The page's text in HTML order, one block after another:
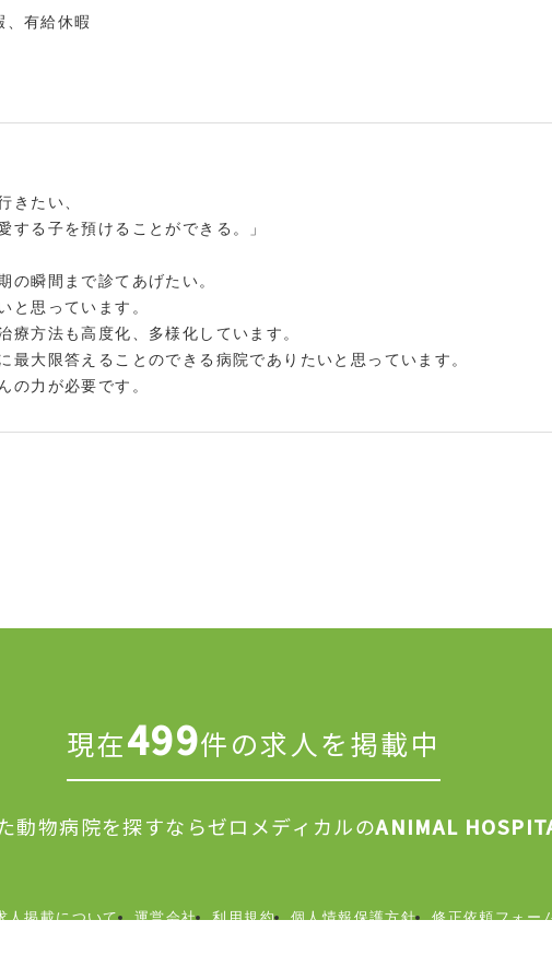
、有給休暇
きたい、
する子を預けることができる。」
の瞬間まで診てあげたい。
と思っています。
療方法も高度化、多様化しています。
最大限答えることのできる病院でありたいと思っています。
の力が必要です。
現在499件の求人を掲載中
動物病院を探すならゼロメディカルのANIMAL
人掲載について 運営会社 利用規約 個人情報保護方針 修正依頼フォー